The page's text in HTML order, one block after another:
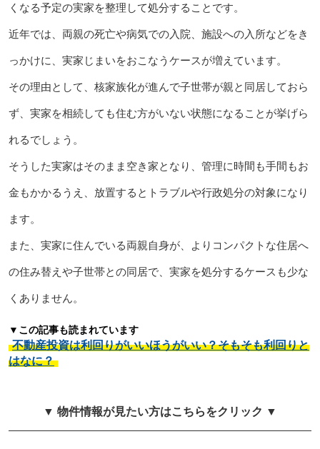
くなる予定の実家を整理して処分することです。
近年では、両親の死亡や病気での入院、施設への入所などをき
っかけに、実家じまいをおこなうケースが増えています。
その理由として、核家族化が進んで子世帯が親と同居しておら
ず、実家を相続しても住む方がいない状態になることが挙げら
れるでしょう。
そうした実家はそのまま空き家となり、管理に時間も手間もお
金もかかるうえ、放置するとトラブルや行政処分の対象になり
ます。
また、実家に住んでいる両親自身が、よりコンパクトな住居へ
の住み替えや子世帯との同居で、実家を処分するケースも少な
くありません。
▼この記事も読まれています
不動産投資は利回りがいいほうがいい？そもそも利回りと
はなに？
▼ 物件情報が見たい方はこちらをクリック ▼